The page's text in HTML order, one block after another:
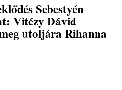
Sebestyén
Vitézy Dávid
utoljára Rihanna